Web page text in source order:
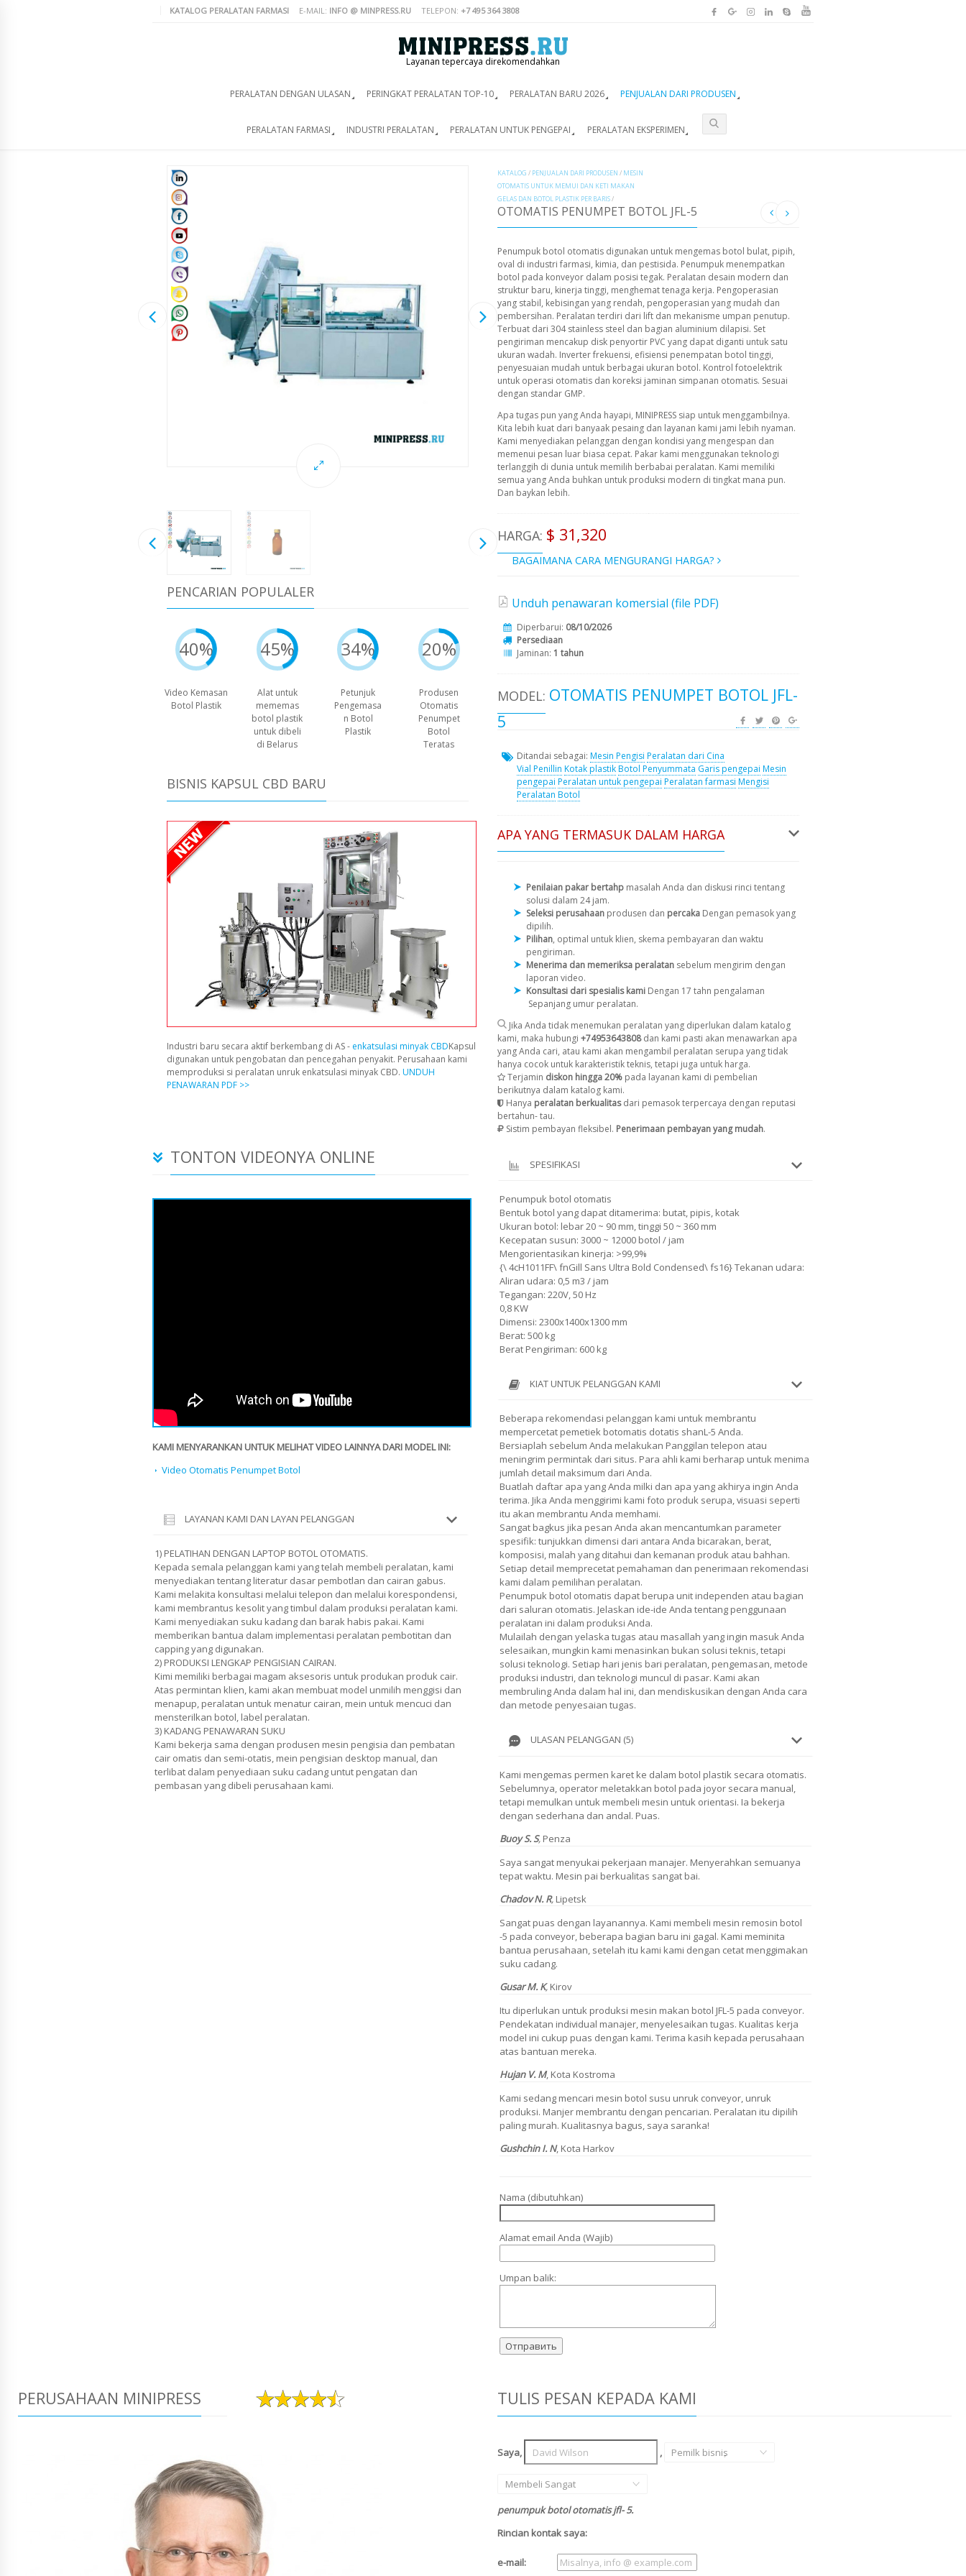
KATALOG PERALATAN FARMASI E-MAIL: INFO @ MINPRESS.RU TELEPON: +7 495 364 3808
Layanan tepercaya direkomendahkan
PERALATAN DENGAN ULASAN PERINGKAT PERALATAN TOP-10 PERALATAN BARU 2026 PENJUALAN DARI PRODUSEN
PERALATAN FARMASI INDUSTRI PERALATAN PERALATAN UNTUK PENGEPAI PERALATAN EKSPERIMEN
PENCARIAN POPULALER
40%
Video Kemasan
Botol Plastik
45%
Alat untuk
mememas
botol plastik
untuk dibeli
di Belarus
34%
Petunjuk
Pengemasa
n Botol
Plastik
20%
Produsen
Otomatis
Penumpet
Botol
Teratas
BISNIS KAPSUL CBD BARU
Industri baru secara aktif berkembang di AS - enkatsulasi minyak CBDKapsul
digunakan untuk pengobatan dan pencegahan penyakit. Perusahaan kami
memproduksi si peralatan unruk enkatsulasi minyak CBD. UNDUH
PENAWARAN PDF >>
KATALOG / PENJUALAN DARI PRODUSEN / MESIN
OTOMATIS UNTUK MEMUI DAN KETI MAKAN
GELAS DAN BOTOL PLASTIK PER BARIS/
OTOMATIS PENUMPET BOTOL JFL-5
Penumpuk botol otomatis digunakan untuk mengemas botol bulat, pipih,
oval di industri farmasi, kimia, dan pestisida. Penumpuk menempatkan
botol pada konveyor dalam posisi tegak. Peralatan desain modern dan
struktur baru, kinerja tinggi, menghemat tenaga kerja. Pengoperasian
yang stabil, kebisingan yang rendah, pengoperasian yang mudah dan
pembersihan. Peralatan terdiri dari lift dan mekanisme umpan penutup.
Terbuat dari 304 stainless steel dan bagian aluminium dilapisi. Set
pengiriman mencakup disk penyortir PVC yang dapat diganti untuk satu
ukuran wadah. Inverter frekuensi, efisiensi penempatan botol tinggi,
penyesuaian mudah untuk berbagai ukuran botol. Kontrol fotoelektrik
untuk operasi otomatis dan koreksi jaminan simpanan otomatis. Sesuai
dengan standar GMP.
Apa tugas pun yang Anda hayapi, MINIPRESS siap untuk menggambilnya.
Kita lebih kuat dari banyaak pesaing dan layanan kami jami lebih nyaman.
Kami menyediakan pelanggan dengan kondisi yang mengespan dan
memenui pesan luar biasa cepat. Pakar kami menggunakan teknologi
terlanggih di dunia untuk memilih berbabai peralatan. Kami memiliki
semua yang Anda buhkan untuk produksi modern di tingkat mana pun.
Dan baykan lebih.
HARGA: $ 31,320
BAGAIMANA CARA MENGURANGI HARGA?
Unduh penawaran komersial (file PDF)
Diperbarui: 08/10/2026
Persediaan
Jaminan: 1 tahun
MODEL: OTOMATIS PENUMPET BOTOL JFL-
5
Ditandai sebagai: Mesin Pengisi Peralatan dari Cina
Vial Penillin Kotak plastikBotol Penyummata Garis pengepai Mesin
pengepai Peralatan untuk pengepai Peralatan farmasi Mengisi
Peralatan Botol
APA YANG TERMASUK DALAM HARGA
Penilaian pakar bertahp masalah Anda dan diskusi rinci tentang
solusi dalam 24 jam.
Seleksi perusahaan produsen dan percaka Dengan pemasok yang
dipilih.
Pilihan, optimal untuk klien, skema pembayaran dan waktu
pengiriman.
Menerima dan memeriksa peralatan sebelum mengirim dengan
laporan video.
Konsultasi dari spesialis kami Dengan 17 tahn pengalaman
Sepanjang umur peralatan.
Jika Anda tidak menemukan peralatan yang diperlukan dalam katalog
kami, maka hubungi +74953643808dan kami pasti akan menawarkan apa
yang Anda cari, atau kami akan mengambil peralatan serupa yang tidak
hanya cocok untuk karakteristik teknis, tetapi juga untuk harga.
Terjamin diskon hingga 20% pada layanan kami di pembelian
berikutnya dalam katalog kami.
Hanya peralatan berkualitasdari pemasok terpercaya dengan reputasi
bertahun- tau.
Sistim pembayan fleksibel. Penerimaan pembayan yang mudah.
TONTON VIDEONYA ONLINE
KAMI MENYARANKAN UNTUK MELIHAT VIDEO LAINNYA DARI MODEL INI:
Video Otomatis Penumpet Botol
LAYANAN KAMI DAN LAYAN PELANGGAN
1) PELATIHAN DENGAN LAPTOP BOTOL OTOMATIS.
Kepada semala pelanggan kami yang telah membeli peralatan, kami
menyediakan tentang literatur dasar pembotlan dan cairan gabus.
Kami melakita konsultasi melalui telepon dan melalui korespondensi,
kami membrantus kesolit yang timbul dalam produksi peralatan kami.
Kami menyediakan suku kadang dan barak habis pakai. Kami
memberikan bantua dalam implementasi peralatan pembotitan dan
capping yang digunakan.
2) PRODUKSI LENGKAP PENGISIAN CAIRAN.
Kimi memiliki berbagai magam aksesoris untuk produkan produk cair.
Atas permintan klien, kami akan membuat model unmilih menggisi dan
menapup, peralatan untuk menatur cairan, mein untuk mencuci dan
mensterilkan botol, label peralatan.
3) KADANG PENAWARAN SUKU
Kami bekerja sama dengan produsen mesin pengisia dan pembatan
cair omatis dan semi-otatis, mein pengisian desktop manual, dan
terlibat dalam penyediaan suku cadang untut pengatan dan
pembasan yang dibeli perusahaan kami.
SPESIFIKASI
Penumpuk botol otomatis
Bentuk botol yang dapat ditamerima: butat, pipis, kotak
Ukuran botol: lebar 20 ~ 90 mm, tinggi 50 ~ 360 mm
Kecepatan susun: 3000 ~ 12000 botol / jam
Mengorientasikan kinerja: >99,9%
{\ 4cH1011FF\ fnGill Sans Ultra Bold Condensed\ fs16} Tekanan udara:
Aliran udara: 0,5 m3 / jam
Tegangan: 220V, 50 Hz
0,8 KW
Dimensi: 2300x1400x1300 mm
Berat: 500 kg
Berat Pengiriman: 600 kg
KIAT UNTUK PELANGGAN KAMI
Beberapa rekomendasi pelanggan kami untuk membrantu
mempercetat pemetiek botomatis dotatis shanL-5 Anda.
Bersiaplah sebelum Anda melakukan Panggilan telepon atau
meningrim permintak dari situs. Para ahli kami berharap untuk menima
jumlah detail maksimum dari Anda.
Buatlah daftar apa yang Anda milki dan apa yang akhirya ingin Anda
terima. Jika Anda menggirimi kami foto produk serupa, visuasi seperti
itu akan membrantu Anda memhami.
Sangat bagkus jika pesan Anda akan mencantumkan parameter
spesifik: tunjukkan dimensi dari antara Anda bicarakan, berat,
komposisi, malah yang ditahui dan kemanan produk atau bahhan.
Setiap detail memprecetat pemahaman dan penerimaan rekomendasi
kami dalam pemilihan peralatan.
Penumpuk botol otomatis dapat berupa unit independen atau bagian
dari saluran otomatis. Jelaskan ide-ide Anda tentang penggunaan
peralatan ini dalam produksi Anda.
Mulailah dengan yelaska tugas atau masallah yang ingin masuk Anda
selesaikan, mungkin kami menasinkan bukan solusi teknis, tetapi
solusi teknologi. Setiap hari jenis bari peralatan, pengemasan, metode
produksi industri, dan teknologi muncul di pasar. Kami akan
membruling Anda dalam hal ini, dan mendiskusikan dengan Anda cara
dan metode penyesaian tugas.
ULASAN PELANGGAN (5)
Kami mengemas permen karet ke dalam botol plastik secara otomatis.
Sebelumnya, operator meletakkan botol pada joyor secara manual,
tetapi memulkan untuk membeli mesin untuk orientasi. Ia bekerja
dengan sederhana dan andal. Puas.
Buoy S. S, Penza
Saya sangat menyukai pekerjaan manajer. Menyerahkan semuanya
tepat waktu. Mesin pai berkualitas sangat bai.
Chadov N. R, Lipetsk
Sangat puas dengan layanannya. Kami membeli mesin remosin botol
-5 pada conveyor, beberapa bagian baru ini gagal. Kami meminita
bantua perusahaan, setelah itu kami kami dengan cetat menggimakan
suku cadang.
Gusar M. K, Kirov
Itu diperlukan untuk produksi mesin makan botol JFL-5 pada conveyor.
Pendekatan individual manajer, menyelesaikan tugas. Kualitas kerja
model ini cukup puas dengan kami. Terima kasih kepada perusahaan
atas bantuan mereka.
Hujan V. M, Kota Kostroma
Kami sedang mencari mesin botol susu unruk conveyor, unruk
produksi. Manjer membrantu dengan pencarian. Peralatan itu dipilih
paling murah. Kualitasnya bagus, saya saranka!
Gushchin I. N, Kota Harkov
Nama (dibutuhkan)
Alamat email Anda (Wajib)
Umpan balik:
PERUSAHAAN MINIPRESS TULIS PESAN KEPADA KAMI
Saya, , Pemilk bisnis
,
Membeli Sangat
penumpuk botol otomatis jfl- 5.
Rincian kontak saya:
e-mail: